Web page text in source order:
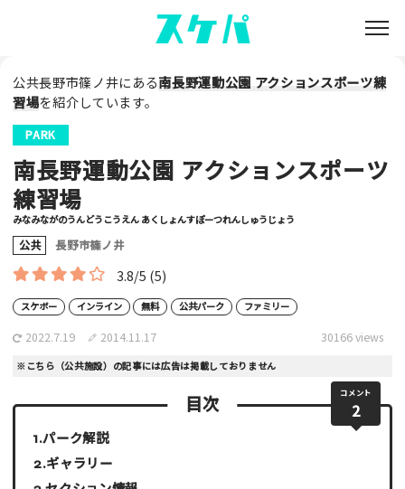
公共長野市篠ノ井にある南長野運動公園 アクションスポーツ練
習場を紹介しています。
PARK
南長野運動公園 アクションスポーツ
練習場
みなみながのうんどうこうえん あくしょんすぽーつれんしゅうじょう
公共 長野市篠ノ井
3.8/5 (5)
スケボー インライン 無料 公共パーク ファミリー
2022.7.19 2014.11.17 30166 views
※こちら（公共施設）の記事には広告は掲載しておりません
コメント
2
目次
パーク解説
ギャラリー